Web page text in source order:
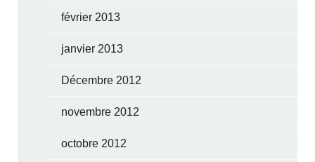
février 2013
janvier 2013
Décembre 2012
novembre 2012
octobre 2012